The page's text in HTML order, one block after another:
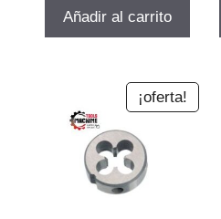
era:
es:
Añadir al carrito
¡oferta!